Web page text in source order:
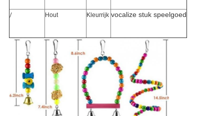
/ Hout Kleurrijk vocalize stuk speelgoed